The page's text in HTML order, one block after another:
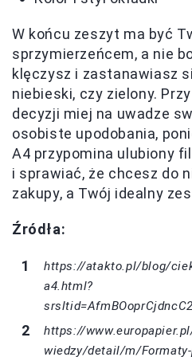
W końcu zeszyt ma być
sprzymierzeńcem, a nie
klęczysz i zastanawiasz
niebieski, czy zielony.
decyzji miej na uwadze
osobiste upodobania,
A4 przypomina ulubiony
i sprawiać, że chcesz do
zakupy, a Twój idealny
Źródła:
https://atakto.pl/blog/
a4.html?
https://
wiedzy/detail/m/